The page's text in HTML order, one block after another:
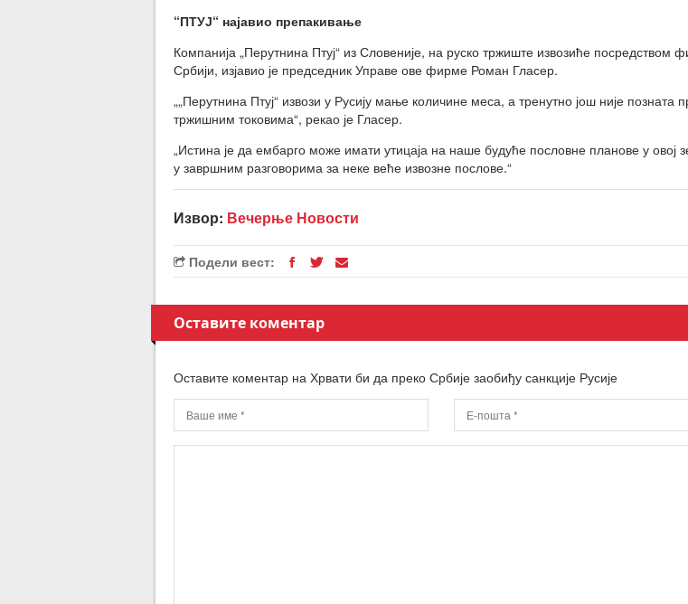
“ПТУЈ“ најавио препакивање
Компанија „Перутнина Птуј“ из Словеније, на руско тржиште извозиће посредством
Србији, изјавио је председник Управе ове фирме Роман Гласер.
„„Перутнина Птуј“ извози у Русију мање количине меса, а тренутно још није позната
тржишним токовима“, рекао је Гласер.
„Истина је да ембарго може имати утицаја на наше будуће пословне планове у овој
у завршним разговорима за неке веће извозне послове.“
Извор: Вечерње Новости
Подели вест:
Оставите коментар
Оставите коментар на Хрвати би да преко Србије заобиђу санкције Русије